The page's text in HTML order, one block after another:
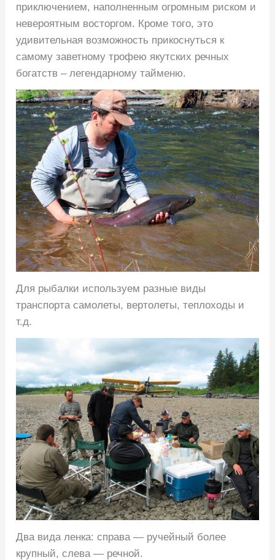
приключением, наполненным огромным риском и
невероятным восторгом. Кроме того, это
удивительная возможность прикоснуться к
самому заветному трофею якутских речных
богатств – легендарному тайменю.
Для рыбалки используем разные виды
транспорта самолеты, вертолеты, теплоходы и
т.д.
Два вида ленка: справа — ручейный более
крупный, слева — речной.